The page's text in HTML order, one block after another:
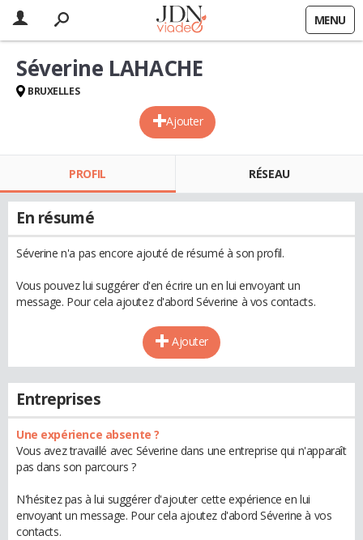
MENU
Ajouter
Séverine LAHACHE
BRUXELLES
PROFIL RÉSEAU
En résumé
Séverine n'a pas encore ajouté de résumé à son profil.
Vous pouvez lui suggérer d'en écrire un en lui envoyant un
message. Pour cela ajoutez d'abord Séverine à vos contacts.
Ajouter
Entreprises
Une expérience absente ?
Vous avez travaillé avec Séverine dans une entreprise qui n'apparaît
pas dans son parcours ?
N'hésitez pas à lui suggérer d'ajouter cette expérience en lui
envoyant un message. Pour cela ajoutez d'abord Séverine à vos
contacts.